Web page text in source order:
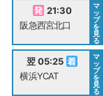
21:30
阪急西宮北口
マ
ッ
プ
を
見
る
翌 05:25
横浜YCAT
マ
ッ
プ
を
見
る